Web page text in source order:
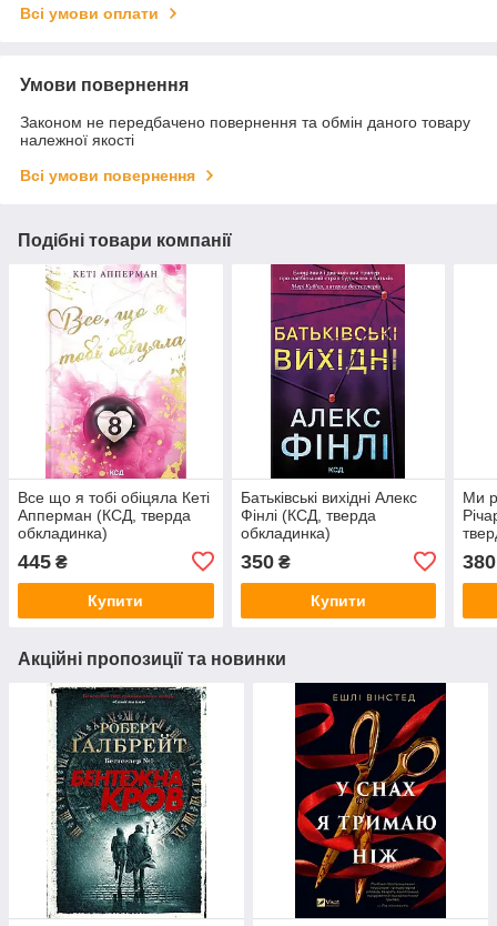
Всі умови оплати
Умови повернення
Законом не передбачено повернення та обмін даного товару
належної якості
Всі умови повернення
Подібні товари компанії
Все що я тобі обіцяла Кеті
Апперман (КСД, тверда
обкладинка)
445 ₴
Купити
Батьківські вихідні Алекс
Фінлі (КСД, тверда
обкладинка)
350₴
Купити
Ми
380
Акційні пропозиції та новинки